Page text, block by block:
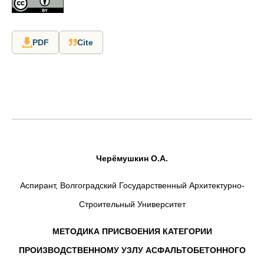
PDF Cite
Черёмушкин О.А.
Аспирант, Волгоградский Государственный Архитектурно-
Строительный Университет
МЕТОДИКА ПРИСВОЕНИЯ КАТЕГОРИИ
ПРОИЗВОДСТВЕННОМУ УЗЛУ АСФАЛЬТОБЕТОННОГО